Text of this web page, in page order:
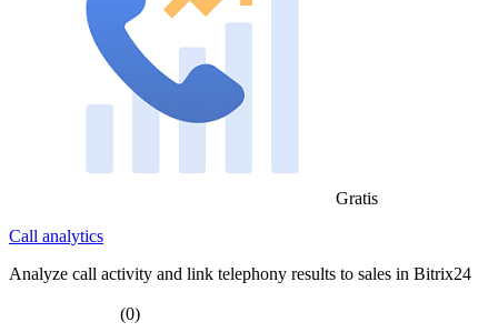
Gratis
Call analytics
Analyze call activity and link telephony results to sales in Bitrix24
(0)